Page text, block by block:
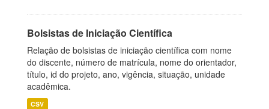
Bolsistas de Iniciação Científica
Relação de bolsistas de iniciação científica com nome
do discente, número de matrícula, nome do orientador,
título, id do projeto, ano, vigência, situação, unidade
acadêmica.
CSV